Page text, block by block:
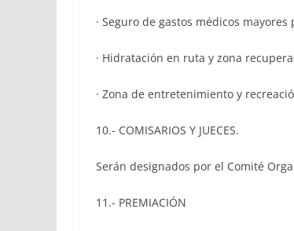
· Seguro de gastos médicos
· Hidratación en ruta y zona
· Zona de entretenimiento y
10.- COMISARIOS Y JUECES.
Serán designados por el Comité
11.- PREMIACIÓN